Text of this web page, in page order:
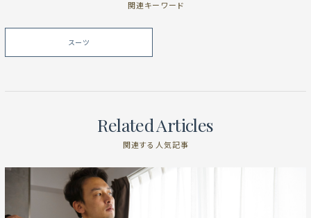
関連キーワード
スーツ
Related Articles
関連する人気記事